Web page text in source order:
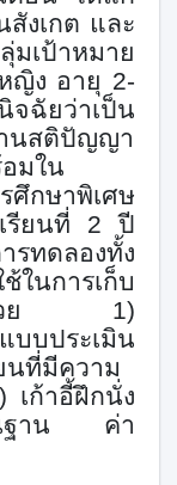
งเกต และ
มเป้าหมาย
ญิง อายุ 2-
ฉัยว่าเป็น
นสติปัญญา
มใน
ศึกษาพิเศษ
เรียนที่ 2 ปี
รทดลองทั้ง
ช้ในการเก็บ
บด้วย 1)
บประเมิน
นที่มีความ
เก้าอี้ฝึกนั่ง
นฐาน ค่า